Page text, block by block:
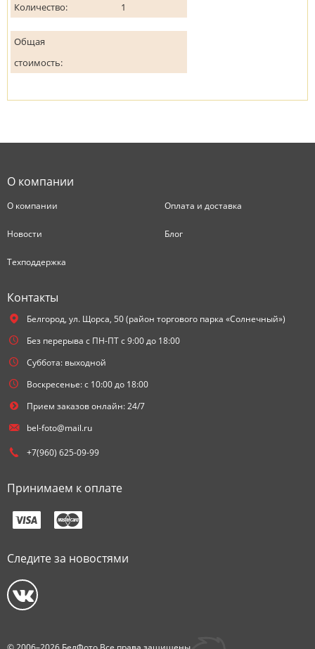
Количество: 1
Общая
стоимость:
О компании
О компании Оплата и доставка
Новости Блог
Техподдержка
Контакты
Белгород, ул. Щорса, 50 (район торгового парка «Солнечный»)
Без перерыва с ПН-ПТ с 9:00 до 18:00
Суббота: выходной
Воскресенье: с 10:00 до 18:00
Прием заказов онлайн: 24/7
bel-foto@mail.ru
+7(960) 625-09-99
Принимаем к оплате
Следите за новостями